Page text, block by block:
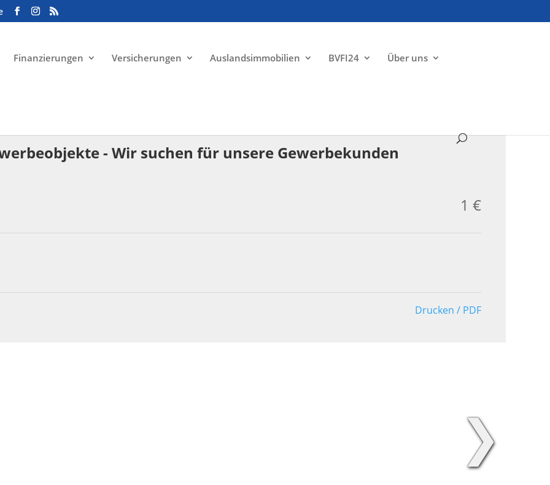
Finanzierungen Versicherungen Auslandsimmobilien BVFI24 Über uns
- Wir suchen für unsere Gewerbekunden
1 €
Drucken / PDF
❯